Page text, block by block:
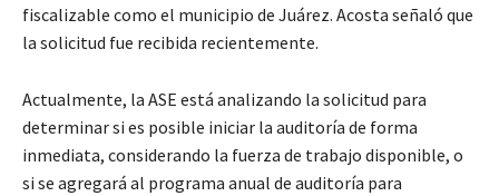
fiscalizable como el municipio de Juárez. Acosta señaló que
la solicitud fue recibida recientemente.
Actualmente, la ASE está analizando la solicitud para
determinar si es posible iniciar la auditoría de forma
inmediata, considerando la fuerza de trabajo disponible, o
si se agregará al programa anual de auditoría para